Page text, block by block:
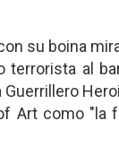
su boina
al
Art como "la